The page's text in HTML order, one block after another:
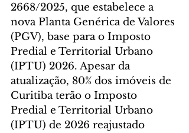
2668/2025, que estabelece a
nova Planta Genérica de Valores
(PGV), base para o Imposto
Predial e Territorial Urbano
(IPTU) 2026. Apesar da
atualização, 80% dos imóveis de
Curitiba terão o Imposto
Predial e Territorial Urbano
(IPTU) de 2026 reajustado